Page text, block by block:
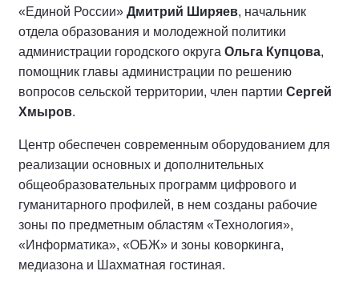
«Единой России» Дмитрий Ширяев, начальник
отдела образования и молодежной политики
администрации городского округа Ольга Купцова,
помощник главы администрации по решению
вопросов сельской территории, член партии Сергей
Хмыров.
Центр обеспечен современным оборудованием для
реализации основных и дополнительных
общеобразовательных программ цифрового и
гуманитарного профилей, в нем созданы рабочие
зоны по предметным областям «Технология»,
«Информатика», «ОБЖ» и зоны коворкинга,
медиазона и Шахматная гостиная.